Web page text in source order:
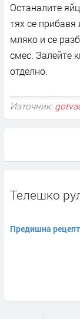
Останалите
тях се
мляко и се
смес. Залейте
отделно.
Източник:
Телешко
Предишна